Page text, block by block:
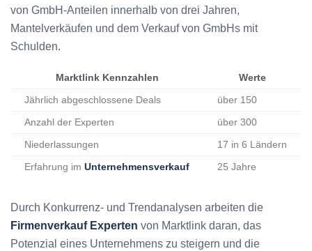
von GmbH-Anteilen innerhalb von drei Jahren,
Mantelverkäufen und dem Verkauf von GmbHs mit
Schulden.
Marktlink Kennzahlen Werte
Jährlich abgeschlossene Deals über 150
Anzahl der Experten über 300
Niederlassungen 17 in 6 Ländern
Erfahrung im Unternehmensverkauf 25 Jahre
Durch Konkurrenz- und Trendanalysen arbeiten die
Firmenverkauf Experten von Marktlink daran, das
Potenzial eines Unternehmens zu steigern und die